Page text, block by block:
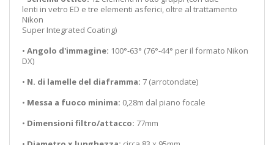
lenti in vetro ED e tre elementi asferici, oltre al trattamento
Nikon
Super Integrated Coating)
• Angolo d'immagine: 100°-63° (76°-44° per il formato Nikon
DX)
• N. di lamelle del diaframma: 7 (arrotondate)
• Messa a fuoco minima: 0,28m dal piano focale
• Dimensioni filtro/attacco: 77mm